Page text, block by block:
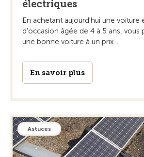
électriques
En achetant aujourd'hui une voiture
d'occasion âgée de 4 à 5 ans, vous
une bonne voiture à un prix ...
En savoir plus
Astuces